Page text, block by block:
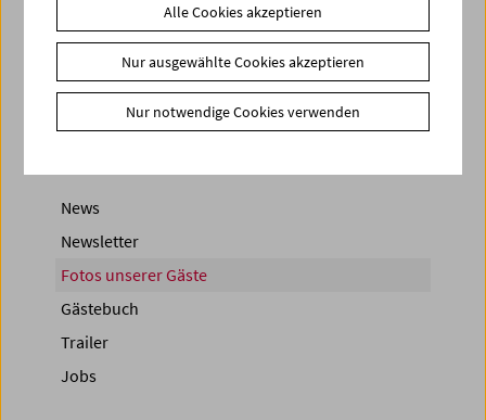
< zurück zur Übersicht
Share on
News
Newsletter
Fotos unserer Gäste
Gästebuch
Trailer
Jobs
Alle Cookies akzeptieren
Nur ausgewählte Cookies akzeptieren
Nur notwendige Cookies verwenden